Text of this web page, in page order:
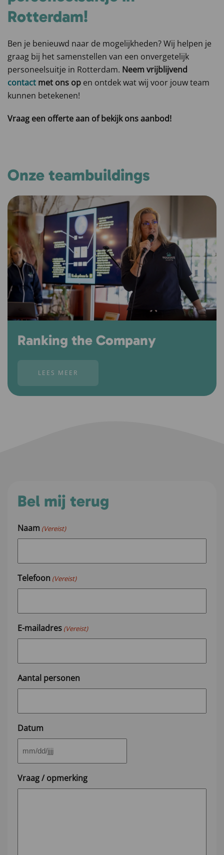
Rotterdam!
Ben je benieuwd naar de mogelijkheden? Wij helpen je
graag bij het samenstellen van een onvergetelijk
personeelsuitje in Rotterdam. Neem vrijblijvend
contact met ons op en ontdek wat wij voor jouw team
kunnen betekenen!
Vraag een offerte aan of bekijk ons aanbod!
Onze teambuildings
Ranking the Company
LEES MEER
Bel mij terug
Naam (Vereist)
Telefoon (Vereist)
E-mailadres (Vereist)
Aantal personen
Datum
MM
DD
Vraag / opmerking